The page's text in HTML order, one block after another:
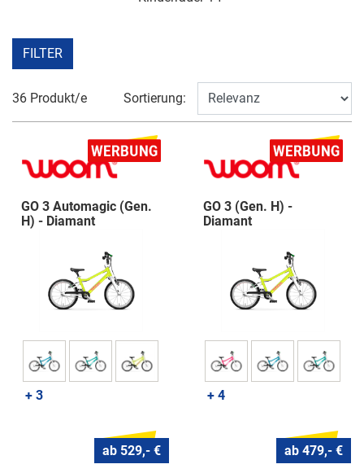
FILTER
36 Produkt/e Sortierung:
GO 3 Automagic (Gen.
H) - Diamant
+ 3
ab 529,- €
GO 3 (Gen. H) -
Diamant
+ 4
ab 479,- €